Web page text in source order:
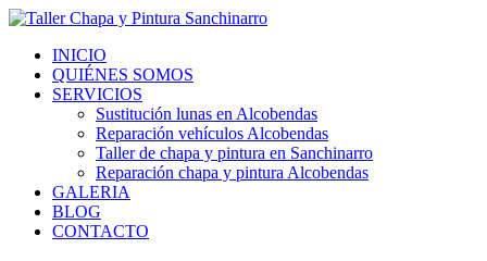
Ir
contenidoINICIO
QUIÉNES SOMOS
SERVICIOS
Sustitución lunas en Alcobendas
Reparación vehículos Alcobendas
Taller de chapa y pintura en Sanchinarro
Reparación chapa y pintura Alcobendas
GALERIA
BLOG
CONTACTO